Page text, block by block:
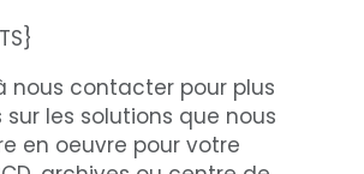
nous contacter pour plus
sur les solutions que nous
en oeuvre pour votre